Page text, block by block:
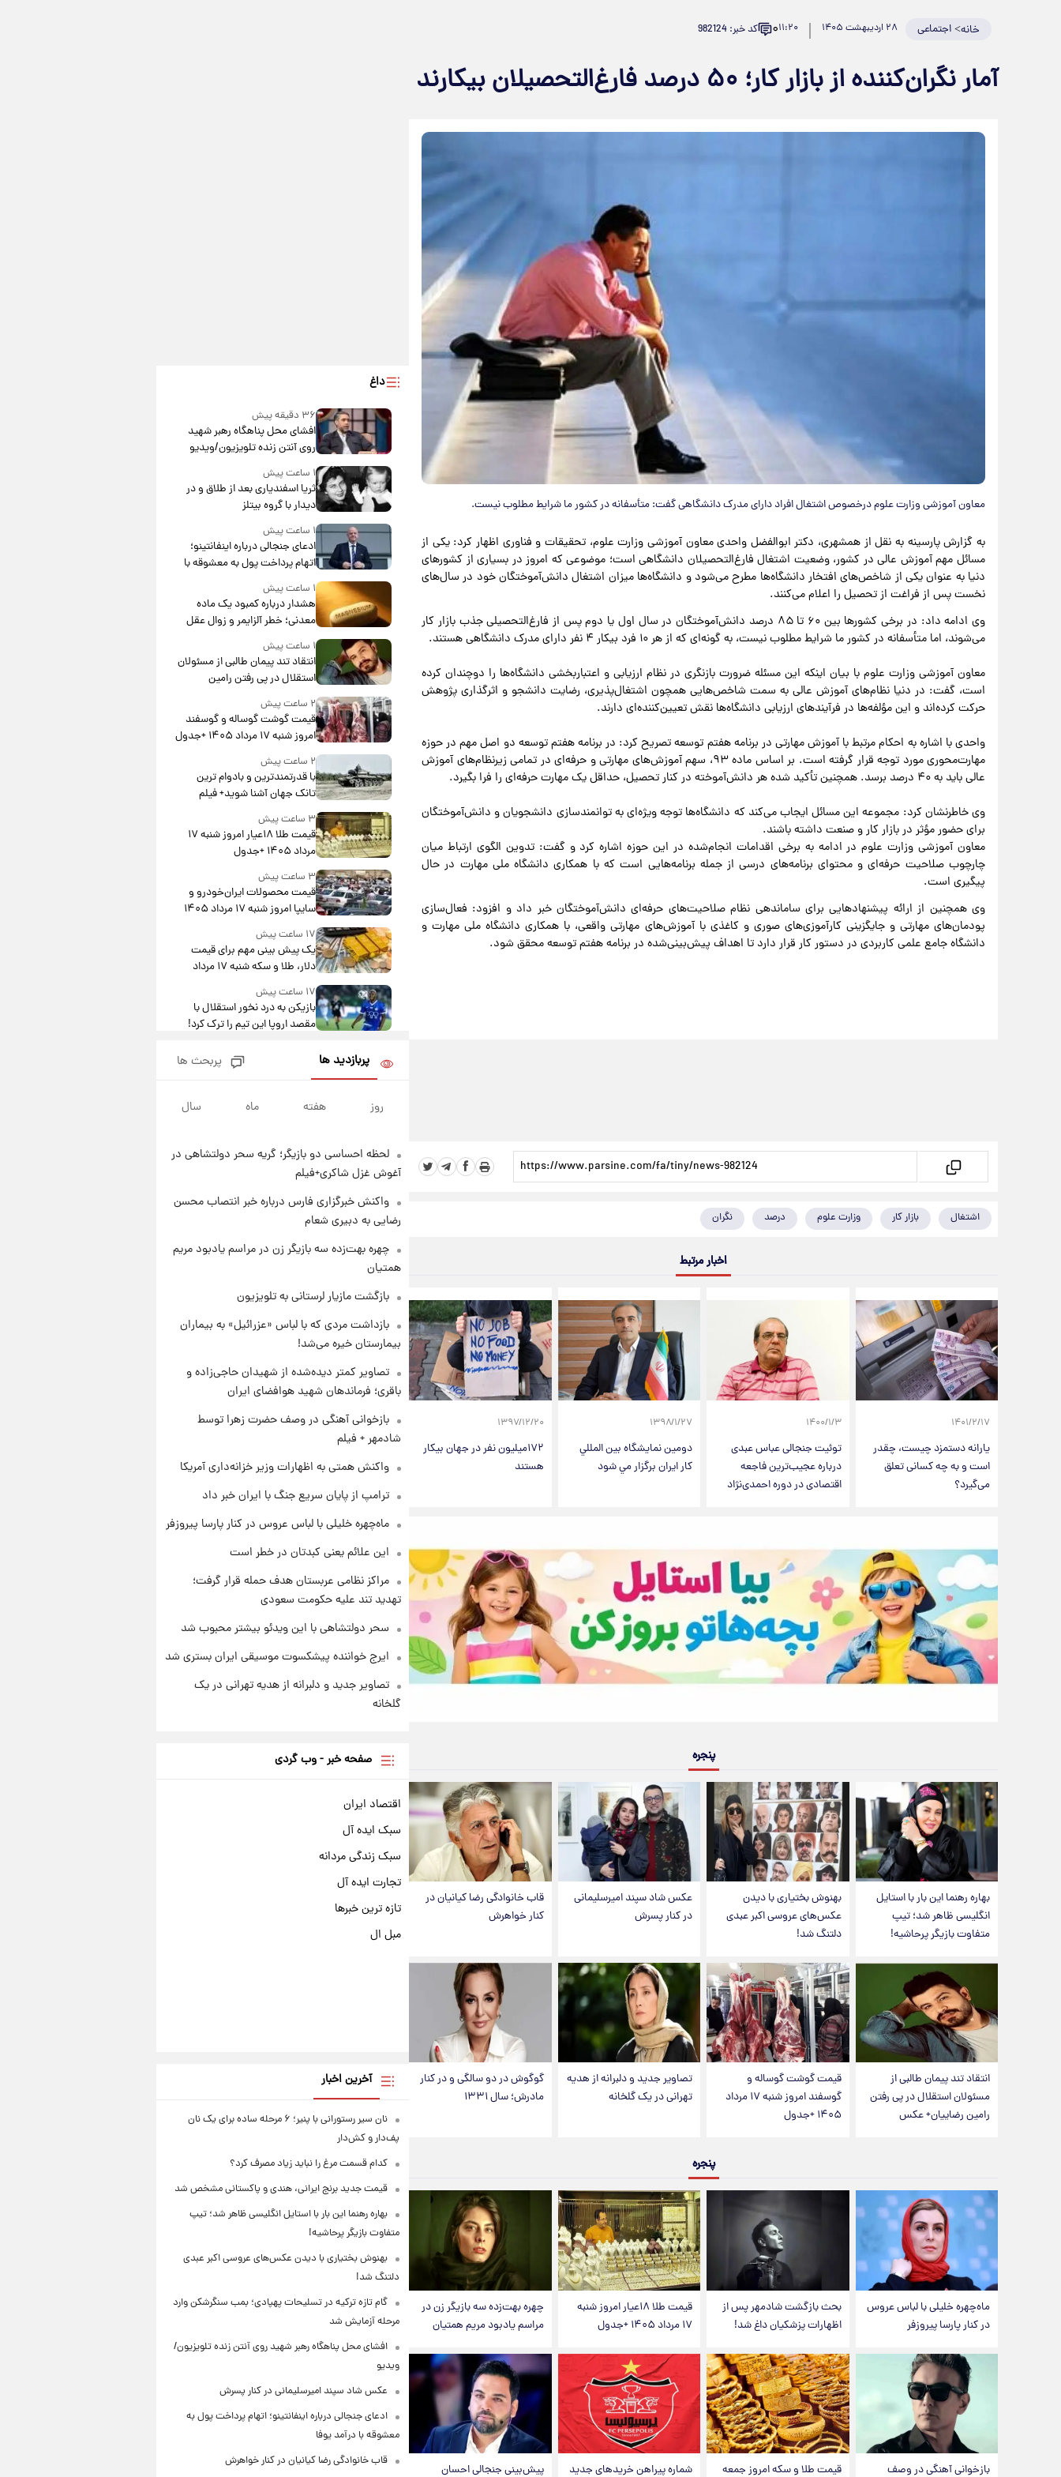
خانه>اجتماعی ۲۸ اردیبهشت ۱۴۰۵ ۱۱:۲۰۰ کد خبر: 982124
آمار نگران‌کننده از بازار کار؛ ۵۰ درصد فارغ‌التحصیلان بیکارند
معاون آموزشی وزارت علوم درخصوص اشتغال افراد دارای مدرک دانشگاهی گفت: متأسفانه در کشور ما شرایط مطلوب نیست.
به گزارش پارسینه به نقل از همشهری، دکتر ابوالفضل واحدی معاون آموزشی وزارت علوم، تحقیقات و فناوری اظهار کرد: یکی از
مسائل مهم آموزش عالی در کشور، وضعیت اشتغال فارغ‌التحصیلان دانشگاهی است؛ موضوعی که امروز در بسیاری از کشورهای
دنیا به عنوان یکی از شاخص‌های افتخار دانشگاه‌ها مطرح می‌شود و دانشگاه‌ها میزان اشتغال دانش‌آموختگان خود در سال‌های
نخست پس از فراغت از تحصیل را اعلام می‌کنند.
وی ادامه داد: در برخی کشورها بین ۶۰ تا ۸۵ درصد دانش‌آموختگان در سال اول یا دوم پس از فارغ‌التحصیلی جذب بازار کار
می‌شوند، اما متأسفانه در کشور ما شرایط مطلوب نیست، به گونه‌ای که از هر ۱۰ فرد بیکار ۴ نفر دارای مدرک دانشگاهی هستند.
معاون آموزشی وزارت علوم با بیان اینکه این مسئله ضرورت بازنگری در نظام ارزیابی و اعتباربخشی دانشگاه‌ها را دوچندان کرده
است، گفت: در دنیا نظام‌های آموزش عالی به سمت شاخص‌هایی همچون اشتغال‌پذیری، رضایت دانشجو و اثرگذاری پژوهش
حرکت کرده‌اند و این مؤلفه‌ها در فرآیندهای ارزیابی دانشگاه‌ها نقش تعیین‌کننده‌ای دارند.
واحدی با اشاره به احکام مرتبط با آموزش مهارتی در برنامه هفتم توسعه تصریح کرد: در برنامه هفتم توسعه دو اصل مهم در حوزه
مهارت‌محوری مورد توجه قرار گرفته است. بر اساس ماده ۹۳، سهم آموزش‌های مهارتی و حرفه‌ای در تمامی زیرنظام‌های آموزش
عالی باید به ۴۰ درصد برسد. همچنین تأکید شده هر دانش‌آموخته در کنار تحصیل، حداقل یک مهارت حرفه‌ای را فرا بگیرد.
وی خاطرنشان کرد: مجموعه این مسائل ایجاب می‌کند که دانشگاه‌ها توجه ویژه‌ای به توانمندسازی دانشجویان و دانش‌آموختگان
برای حضور مؤثر در بازار کار و صنعت داشته باشند.
معاون آموزشی وزارت علوم در ادامه به برخی اقدامات انجام‌شده در این حوزه اشاره کرد و گفت: تدوین الگوی ارتباط میان
چارچوب صلاحیت حرفه‌ای و محتوای برنامه‌های درسی از جمله برنامه‌هایی است که با همکاری دانشگاه ملی مهارت در حال
پیگیری است.
وی همچنین از ارائه پیشنهادهایی برای ساماندهی نظام صلاحیت‌های حرفه‌ای دانش‌آموختگان خبر داد و افزود: فعال‌سازی
پودمان‌های مهارتی و جایگزینی کارآموزی‌های صوری و کاغذی با آموزش‌های مهارتی واقعی، با همکاری دانشگاه ملی مهارت و
دانشگاه جامع علمی کاربردی در دستور کار قرار دارد تا اهداف پیش‌بینی‌شده در برنامه هفتم توسعه محقق شود.
اشتغال بازار کار وزارت علوم درصد نگران
اخبار مرتبط
۱۴۰۱/۲/۱۷
یارانه دستمزد چیست، چقدر
است و به چه کسانی تعلق
می‌گیرد؟
۱۴۰۰/۱/۳
توئیت جنجالی عباس عبدی
درباره عجیب‌ترین فاجعه
اقتصادی در دوره احمدی‌نژاد
۱۳۹۸/۱/۲۷
دومين نمايشگاه بين المللي
کار ايران برگزار مي شود
۱۳۹۷/۱۲/۲۰
۱۷۲میلیون نفر در جهان بیکار
هستند
پنجره
بهاره رهنما این بار با استایل
انگلیسی ظاهر شد؛ تیپ
متفاوت بازیگر پرحاشیه!
بهنوش بختیاری با دیدن
عکس‌های عروسی اکبر عبدی
دلتنگ شد!
عکس شاد سپند امیرسلیمانی
در کنار پسرش
قاب خانوادگی رضا کیانیان در
کنار خواهرش
انتقاد تند پیمان طالبی از
مسئولان استقلال در پی رفتن
رامین رضاییان+ عکس
قیمت گوشت گوساله و
گوسفند امروز شنبه ۱۷ مرداد
۱۴۰۵ +جدول
تصاویر جدید و دلبرانه از هدیه
تهرانی در یک گلخانه
گوگوش در دو سالگی و در کنار
مادرش؛ سال ۱۳۳۱
پنجره
ماه‌چهره خلیلی با لباس عروس
در کنار پارسا پیروزفر
بحث بازگشت شادمهر پس از
اظهارات پزشکیان داغ شد!
قیمت طلا ۱۸عیار امروز شنبه
۱۷ مرداد ۱۴۰۵ +جدول
چهره بهت‌زده سه بازیگر زن در
مراسم یادبود مریم همتیان
بازخوانی آهنگی در وصف قیمت طلا و سکه امروز جمعه شماره پیراهن خریدهای جدید پیش‌بینی جنجالی احسان
داغ
۳۶ دقیقه پیش
افشای محل پناهگاه‌ رهبر شهید
روی آنتن زنده تلویزیون/ویدیو
۱ ساعت پیش
ثریا اسفندیاری بعد از طلاق و در
دیدار با گروه بیتلز
۱ ساعت پیش
ادعای جنجالی درباره اینفانتینو؛
اتهام پرداخت پول به معشوقه با
درآمد یوفا
۱ ساعت پیش
هشدار درباره کمبود یک ماده
معدنی؛ خطر آلزایمر و زوال عقل
افزایش می‌یابد؟
۱ ساعت پیش
انتقاد تند پیمان طالبی از مسئولان
استقلال در پی رفتن رامین
۲ ساعت پیش
قیمت گوشت گوساله و گوسفند
امروز شنبه ۱۷ مرداد ۱۴۰۵ +جدول
۲ ساعت پیش
با قدرتمندترین و بادوام ترین
تانک جهان آشنا شوید+ فیلم
۳ ساعت پیش
قیمت طلا ۱۸عیار امروز شنبه ۱۷
مرداد ۱۴۰۵ +جدول
۳ ساعت پیش
قیمت محصولات ایران‌خودرو و
سایپا امروز شنبه ۱۷ مرداد ۱۴۰۵
۱۷ ساعت پیش
یک پیش ‌بینی مهم برای قیمت
دلار، طلا و سکه شنبه ۱۷ مرداد
۱۴۰۵
۱۷ ساعت پیش
بازیکن به درد نخور استقلال با
مقصد اروپا این تیم را ترک کرد!
تصاویر کمتر دیده‌شده از شهیدان
حاجی‌زاده و باقری؛ فرماندهان
شهید هوافضای ایران
۱ روز پیش
منتشر شد
۱ روز پیش
جدول قیمت ایران‌خودرو امروز
جمعه ۱۶ مرداد؛ قیمت‌ها تغییر کرد
۱ روز پیش
مرداد ۱۴۰۵ +جدول
پربازدید ها پربحث ها
روز هفته ماه سال
لحظه احساسی دو بازیگر؛ گریه سحر دولتشاهی در
آغوش غزل شاکری+فیلم
واکنش خبرگزاری فارس درباره خبر انتصاب محسن
رضایی به دبیری شعام
چهره بهت‌زده سه بازیگر زن در مراسم یادبود مریم
همتیان
بازگشت مازیار لرستانی به تلویزیون
بازداشت مردی که با لباس «عزرائیل» به بیماران
بیمارستان خیره می‌شد!
تصاویر کمتر دیده‌شده از شهیدان حاجی‌زاده و
باقری؛ فرماندهان شهید هوافضای ایران
بازخوانی آهنگی در وصف حضرت زهرا توسط
شادمهر + فیلم
واکنش همتی به اظهارات وزیر خزانه‌داری آمریکا
ترامپ از پایان سریع جنگ با ایران خبر داد
ماه‌چهره خلیلی با لباس عروس در کنار پارسا پیروزفر
این علائم یعنی کبدتان در خطر است
مراکز نظامی عربستان هدف حمله قرار گرفت؛
تهدید تند علیه حکومت سعودی
سحر دولتشاهی با این ویدئو بیشتر محبوب شد
ایرج خواننده پیشکسوت موسیقی ایران بستری شد
تصاویر جدید و دلبرانه از هدیه تهرانی در یک
گلخانه
صفحه خبر - وب گردی
اقتصاد ایران
سبک ایده آل
سبک زندگی مردانه
تجارت ایده آل
تازه ترین خبرها
مبل ال
آخرین اخبار
نان سیر رستورانی با پنیر؛ ۶ مرحله ساده برای یک نان
پف‌دار و کش‌دار
کدام قسمت مرغ را نباید زیاد مصرف کرد؟
قیمت جدید برنج ایرانی، هندی و پاکستانی مشخص شد
بهاره رهنما این بار با استایل انگلیسی ظاهر شد؛ تیپ
متفاوت بازیگر پرحاشیه!
بهنوش بختیاری با دیدن عکس‌های عروسی اکبر عبدی
دلتنگ شد!
گام تازه ترکیه در تسلیحات پهپادی؛ بمب سنگرشکن وارد
مرحله آزمایش شد
افشای محل پناهگاه‌ رهبر شهید روی آنتن زنده تلویزیون/
ویدیو
عکس شاد سپند امیرسلیمانی در کنار پسرش
ادعای جنجالی درباره اینفانتینو؛ اتهام پرداخت پول به
معشوقه با درآمد یوفا
قاب خانوادگی رضا کیانیان در کنار خواهرش